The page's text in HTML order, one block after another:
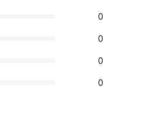
0
0
0
0